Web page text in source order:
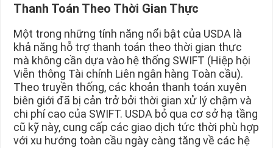
Thanh Toán Theo Thời Gian Thực
Một trong những tính năng nổi bật của USDA là
khả năng hỗ trợ thanh toán theo thời gian thực
mà không cần dựa vào hệ thống SWIFT (Hiệp hội
Viễn thông Tài chính Liên ngân hàng Toàn cầu).
Theo truyền thống, các khoản thanh toán xuyên
biên giới đã bị cản trở bởi thời gian xử lý chậm và
chi phí cao của SWIFT. USDA bỏ qua cơ sở hạ tầng
cũ kỹ này, cung cấp các giao dịch tức thời phù hợp
với xu hướng toàn cầu ngày càng tăng về các hệ